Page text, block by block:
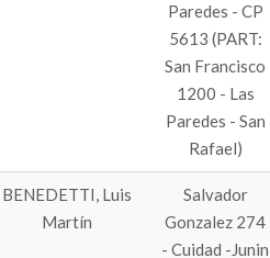
Paredes - CP
5613 (PART:
San Francisco
1200 - Las
Paredes - San
Rafael)
BENEDETTI, Luis
Martín
Salvador
Gonzalez 274
- Cuidad -Junin